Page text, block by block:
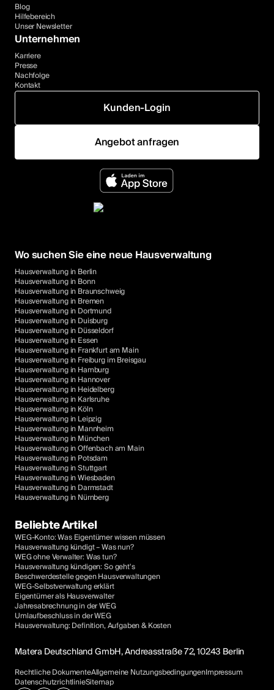
Blog
Hilfebereich
Unser Newsletter
Unternehmen
Karriere
Presse
Nachfolge
Kontakt
Kunden-Login
Angebot anfragen
Wo suchen Sie eine neue Hausverwaltung
Hausverwaltung in Berlin
Hausverwaltung in Bonn
Hausverwaltung in Braunschweig
Hausverwaltung in Bremen
Hausverwaltung in Dortmund
Hausverwaltung in Duisburg
Hausverwaltung in Düsseldorf
Hausverwaltung in Essen
Hausverwaltung in Frankfurt am Main
Hausverwaltung in Freiburg im Breisgau
Hausverwaltung in Hamburg
Hausverwaltung in Hannover
Hausverwaltung in Heidelberg
Hausverwaltung in Karlsruhe
Hausverwaltung in Köln
Hausverwaltung in Leipzig
Hausverwaltung in Mannheim
Hausverwaltung in München
Hausverwaltung in Offenbach am Main
Hausverwaltung in Potsdam
Hausverwaltung in Stuttgart
Hausverwaltung in Wiesbaden
Hausverwaltung in Darmstadt
Hausverwaltung in Nürnberg
Beliebte Artikel
WEG-Konto: Was Eigentümer wissen müssen
Hausverwaltung kündigt – Was nun?
WEG ohne Verwalter: Was tun?
Hausverwaltung kündigen: So geht's
Beschwerdestelle gegen Hausverwaltungen
WEG-Selbstverwaltung erklärt
Eigentümer als Hausverwalter
Jahresabrechnung in der WEG
Umlaufbeschluss in der WEG
Hausverwaltung: Definition, Aufgaben & Kosten
Matera Deutschland GmbH, Andreasstraße 72, 10243 Berlin
Rechtliche DokumenteAllgemeine NutzungsbedingungenImpressum
DatenschutzrichtlinieSitemap